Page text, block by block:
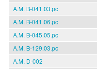
A.M. B-041.03.pc
A.M. B-041.06.pc
A.M. B-045.05.pc
A.M. B-129.03.pc
A.M. D-002